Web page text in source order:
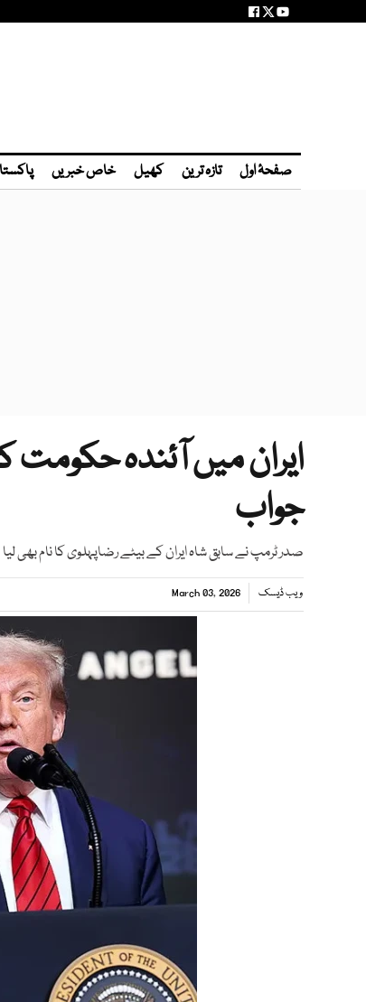
صفحۂ اول تازہ ترین کھیل خاص خبریں
ایران میں آئندہ
جواب
صدر ٹرمپ نے سابق شاہ ایران کے بیٹے رضاپہلوی کا نام بھی لیا
ویب ڈیسک March 03, 2026